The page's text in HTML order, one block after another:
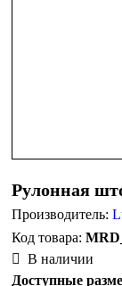
Рулонная
Производитель:
В наличии
Доступные